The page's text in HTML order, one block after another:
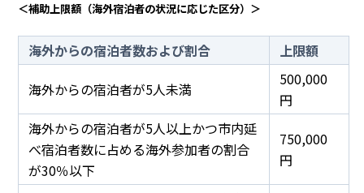
＜補助上限額（海外宿泊者の状況に応じた区分）＞
海外からの宿泊者数および割合
上限額
海外からの宿泊者が5人未満
500,000
円
海外からの宿泊者が5人以上かつ市内延
べ宿泊者数に占める海外参加者の割合
が30％以下
750,000
円